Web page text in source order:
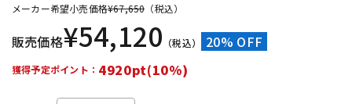
メーカー希望小売価格¥67,650 （税込）
販売価格¥54,120 （税込） 20% OFF
獲得予定ポイント： 4920pt(10%)